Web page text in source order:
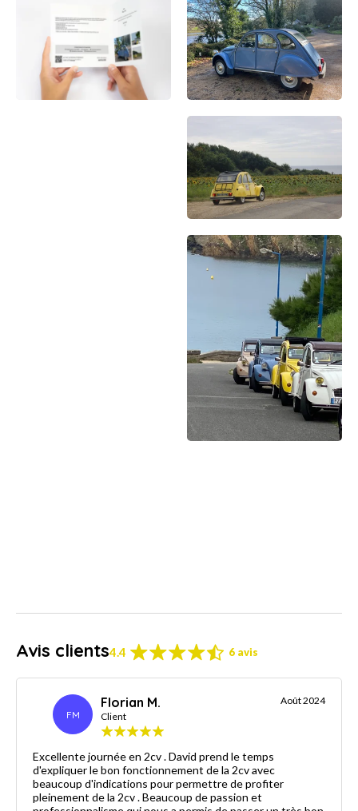
Avis clients4.4 6 avis
FM
Florian M.
Client
Août 2024
Excellente journée en 2cv . David prend le temps
d'expliquer le bon fonctionnement de la 2cv avec
beaucoup d'indications pour permettre de profiter
pleinement de la 2cv . Beaucoup de passion et